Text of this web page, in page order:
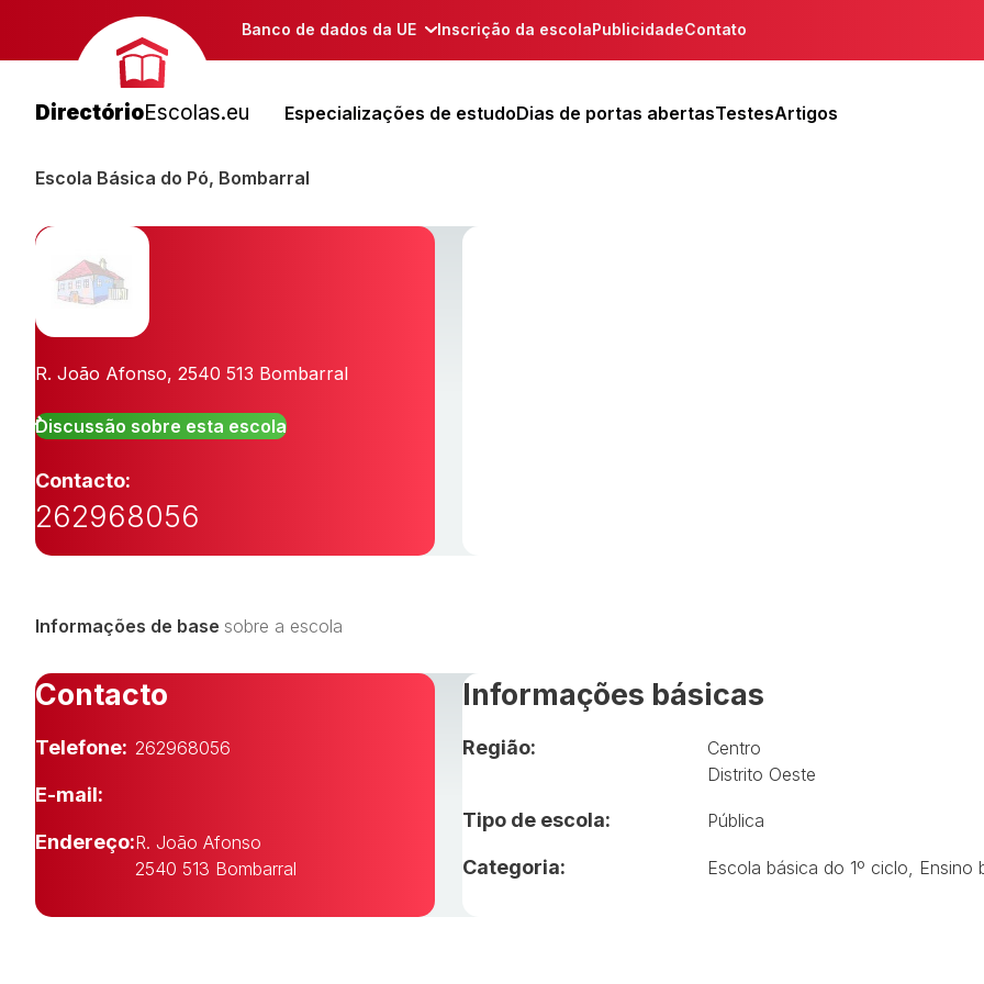
Banco de dados da UE Inscrição da escolaPublicidadeContato
DirectórioEscolas.eu Especializações de estudoDias de portas abertasTestesArtigos
Escola Básica do Pó, Bombarral
R. João Afonso, 2540 513 Bombarral
Discussão sobre esta escola
Contacto:
262968056
Informações de base sobre a escola
Contacto
Telefone: 262968056
E-mail:
Endereço:R. João Afonso
2540 513 Bombarral
Informações básicas
Região:
Centro
Distrito Oeste
Tipo de escola: Pública
Categoria: Escola básica do 1º ciclo Ensino